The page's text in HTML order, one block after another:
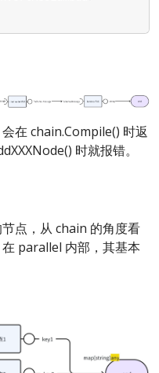
在 chain.Compile() 时返
时就报错。
点，从 chain 的角度看
parallel 内部，其基本